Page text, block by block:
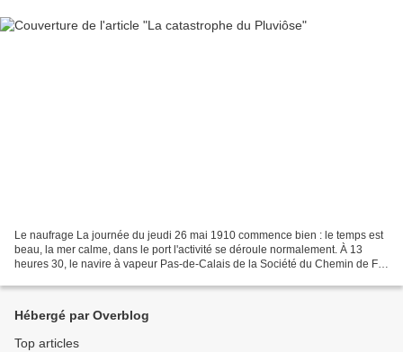
Le naufrage La journée du jeudi 26 mai 1910 commence bien : le temps est
beau, la mer calme, dans le port l'activité se déroule normalement. À 13
heures 30, le navire à vapeur Pas-de-Calais de la Société du Chemin de Fer
Hébergé par Overblog
Top articles